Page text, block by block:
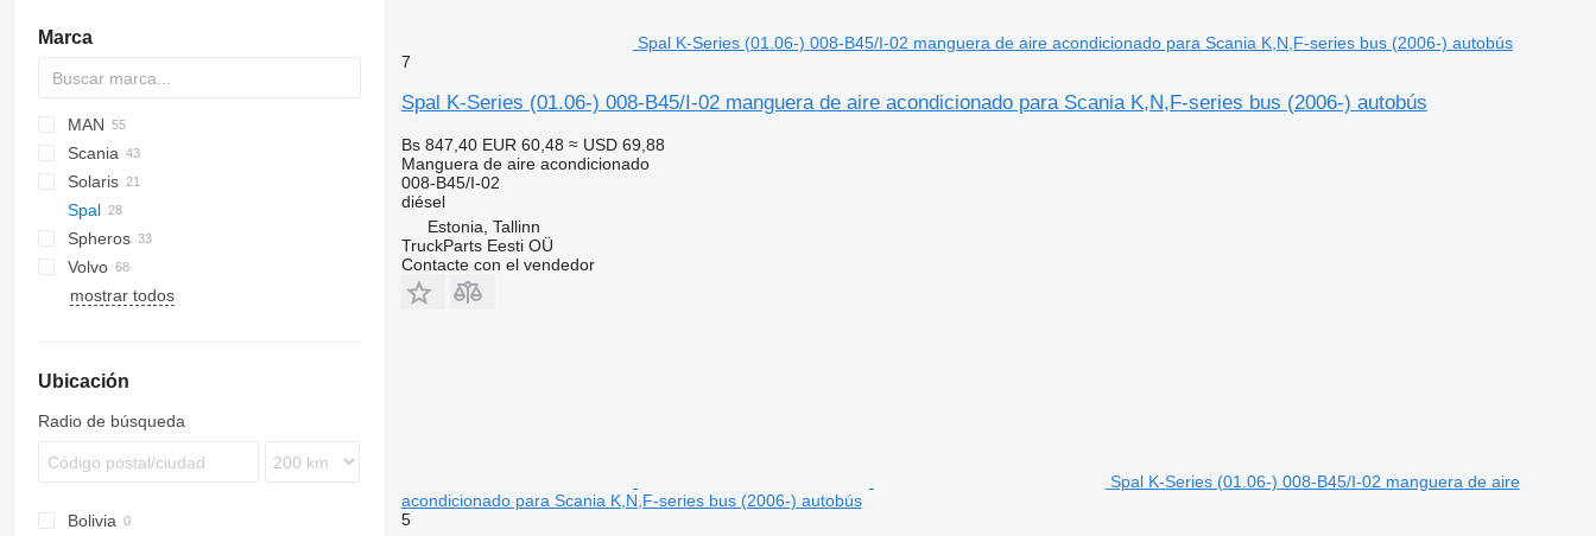
Marca
Crossway
Daily
Magelys
Proway
MAN
A-series
Lion's series
Scania
Solaris
Alpino
Urbino
Spal
Spheros
Volvo
B-series
mostrar todos
Ubicación
Radio de búsqueda
Bolivia
Spal K-Series (01.06-) 008-B45/I-02 manguera de aire acondicionado para Scania K,N,F-series bus (2006-) autobús
7
Spal K-Series (01.06-) 008-B45/I-02 manguera de aire acondicionado para Scania K,N,F-series bus (2006-) autobús
Bs 847,40 EUR 60,48 ≈ USD 69,88
Manguera de aire acondicionado
008-B45/I-02
diésel
Estonia, Tallinn
TruckParts Eesti OÜ
Contacte con el vendedor
Spal K-Series (01.06-) 008-B45/I-02 manguera de aire
acondicionado para Scania K,N,F-series bus (2006-) autobús
5